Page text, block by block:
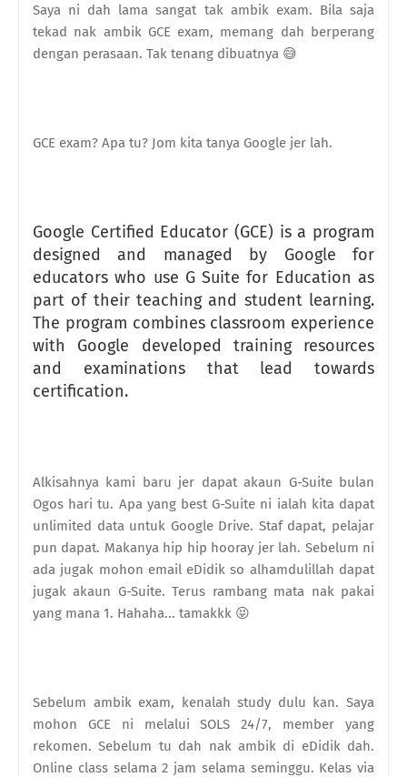
Saya ni dah lama sangat tak ambik exam. Bila saja
tekad nak ambik GCE exam, memang dah berperang
dengan perasaan. Tak tenang dibuatnya 😅
GCE exam? Apa tu? Jom kita tanya Google jer lah.
Google Certified Educator (GCE) is a program
designed and managed by Google for
educators who use G Suite for Education as
part of their teaching and student learning.
The program combines classroom experience
with Google developed training resources
and examinations that lead towards
certification.
Alkisahnya kami baru jer dapat akaun G-Suite bulan
Ogos hari tu. Apa yang best G-Suite ni ialah kita dapat
unlimited data untuk Google Drive. Staf dapat, pelajar
pun dapat. Makanya hip hip hooray jer lah. Sebelum ni
ada jugak mohon email eDidik so alhamdulillah dapat
jugak akaun G-Suite. Terus rambang mata nak pakai
yang mana 1. Hahaha... tamakkk 😝
Sebelum ambik exam, kenalah study dulu kan. Saya
mohon GCE ni melalui SOLS 24/7, member yang
rekomen. Sebelum tu dah nak ambik di eDidik dah.
Online class selama 2 jam selama seminggu. Kelas via